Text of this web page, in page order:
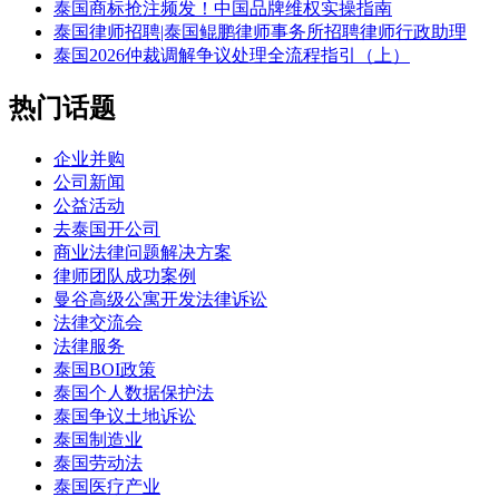
泰国商标抢注频发！中国品牌维权实操指南
泰国律师招聘|泰国鲲鹏律师事务所招聘律师行政助理
泰国2026仲裁调解争议处理全流程指引（上）
热门话题
企业并购
公司新闻
公益活动
去泰国开公司
商业法律问题解决方案
律师团队成功案例
曼谷高级公寓开发法律诉讼
法律交流会
法律服务
泰国BOI政策
泰国个人数据保护法
泰国争议土地诉讼
泰国制造业
泰国劳动法
泰国医疗产业